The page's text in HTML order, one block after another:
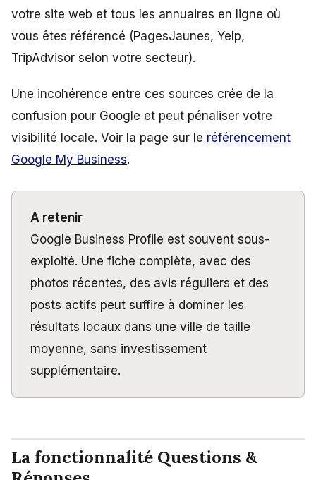
votre site web et tous les annuaires en ligne où
vous êtes référencé (PagesJaunes, Yelp,
TripAdvisor selon votre secteur).
Une incohérence entre ces sources crée de la
confusion pour Google et peut pénaliser votre
visibilité locale. Voir la page sur le référencement
Google My Business.
A retenir
Google Business Profile est souvent sous-
exploité. Une fiche complète, avec des
photos récentes, des avis réguliers et des
posts actifs peut suffire à dominer les
résultats locaux dans une ville de taille
moyenne, sans investissement
supplémentaire.
La fonctionnalité Questions &